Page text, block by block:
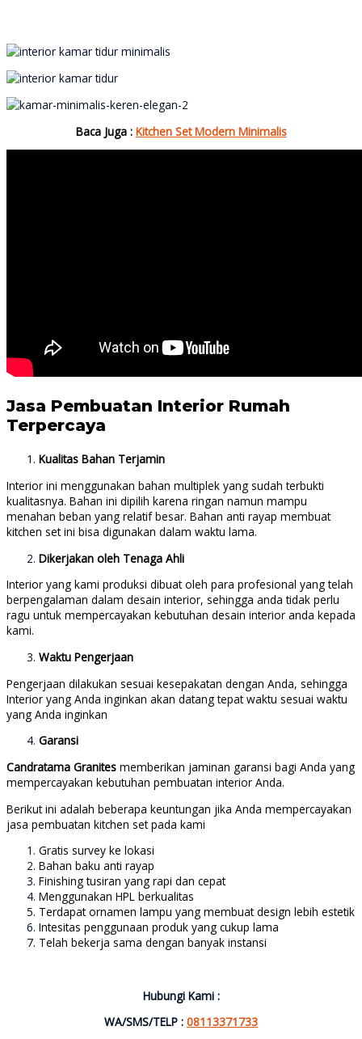
Baca Juga : Kitchen Set Modern Minimalis
Jasa Pembuatan Interior Rumah
Terpercaya
Kualitas Bahan Terjamin
Interior ini menggunakan bahan multiplek yang sudah terbukti
kualitasnya. Bahan ini dipilih karena ringan namun mampu
menahan beban yang relatif besar. Bahan anti rayap membuat
kitchen set ini bisa digunakan dalam waktu lama.
Dikerjakan oleh Tenaga Ahli
Interior yang kami produksi dibuat oleh para profesional yang telah
berpengalaman dalam desain interior, sehingga anda tidak perlu
ragu untuk mempercayakan kebutuhan desain interior anda kepada
kami.
Waktu Pengerjaan
Pengerjaan dilakukan sesuai kesepakatan dengan Anda, sehingga
Interior yang Anda inginkan akan datang tepat waktu sesuai waktu
yang Anda inginkan
Garansi
Candratama Granites memberikan jaminan garansi bagi Anda yang
mempercayakan kebutuhan pembuatan interior Anda.
Berikut ini adalah beberapa keuntungan jika Anda mempercayakan
jasa pembuatan kitchen set pada kami
Gratis survey ke lokasi
Bahan baku anti rayap
Finishing tusiran yang rapi dan cepat
Menggunakan HPL berkualitas
Terdapat ornamen lampu yang membuat design lebih estetik
Intesitas penggunaan produk yang cukup lama
Telah bekerja sama dengan banyak instansi
Hubungi Kami :
WA/SMS/TELP : 08113371733